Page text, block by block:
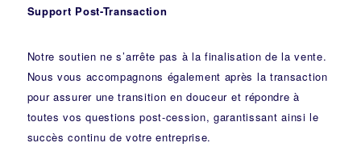
Support Post-Transaction
Notre soutien ne s’arrête pas à la finalisation de la vente.
Nous vous accompagnons également après la transaction
pour assurer une transition en douceur et répondre à
toutes vos questions post-cession, garantissant ainsi le
succès continu de votre entreprise.